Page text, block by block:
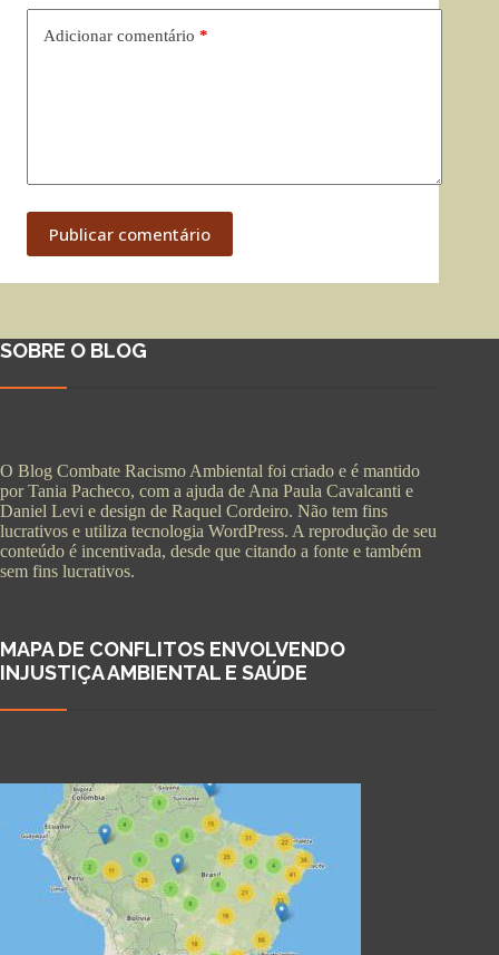
Adicionar comentário *
Publicar comentário
SOBRE O BLOG
O Blog Combate Racismo Ambiental foi criado e é mantido
por Tania Pacheco, com a ajuda de Ana Paula Cavalcanti e
Daniel Levi e design de Raquel Cordeiro. Não tem fins
lucrativos e utiliza tecnologia WordPress. A reprodução de seu
conteúdo é incentivada, desde que citando a fonte e também
sem fins lucrativos.
MAPA DE CONFLITOS ENVOLVENDO
INJUSTIÇA AMBIENTAL E SAÚDE